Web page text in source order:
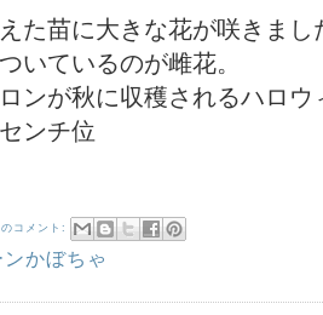
た苗に大きな花が咲きま
いているのが雌花。
ンが秋に収穫されるハロ
ンチ位
コメント:
かぼちゃ